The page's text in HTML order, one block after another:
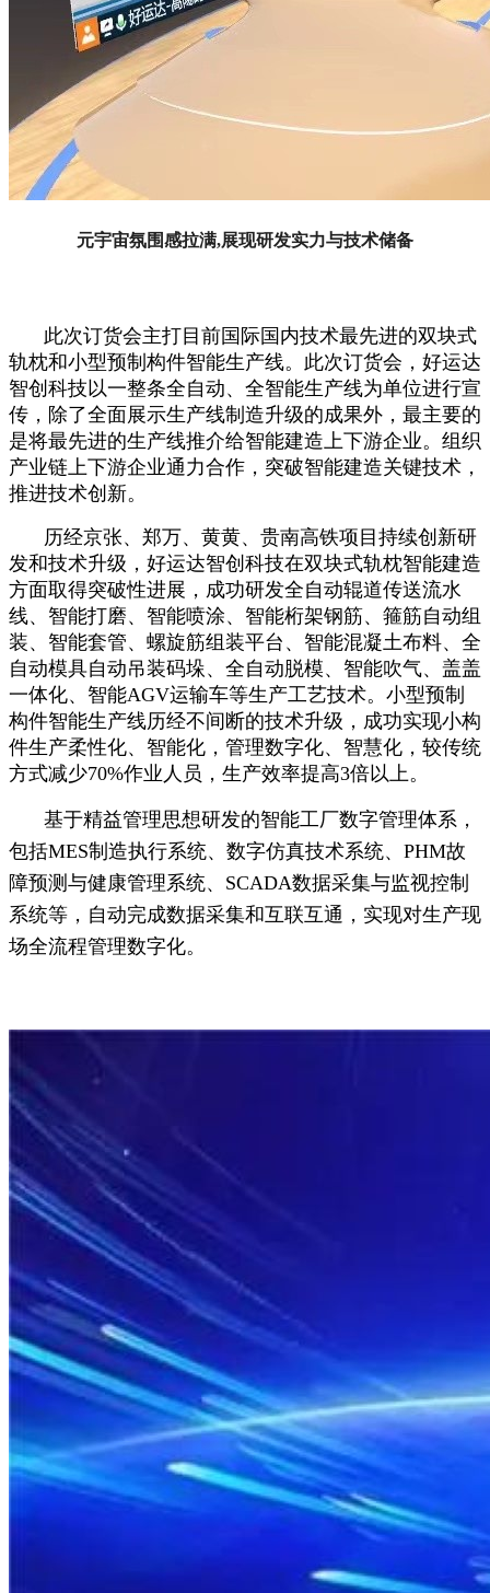
元宇宙氛围感拉满,展现研发实力与技术储备
此次订货会主打目前国际国内技术最先进的双块式
轨枕和小型预制构件智能生产线。此次订货会，好运达
智创科技以一整条全自动、全智能生产线为单位进行宣
传，除了全面展示生产线制造升级的成果外，最主要的
是将最先进的生产线推介给智能建造上下游企业。组织
产业链上下游企业通力合作，突破智能建造关键技术，
推进技术创新。
历经京张、郑万、黄黄、贵南高铁项目持续创新研
发和技术升级，好运达智创科技在双块式轨枕智能建造
方面取得突破性进展，成功研发全自动辊道传送流水
线、智能打磨、智能喷涂、智能桁架钢筋、箍筋自动组
装、智能套管、螺旋筋组装平台、智能混凝土布料、全
自动模具自动吊装码垛、全自动脱模、智能吹气、盖盖
一体化、智能AGV运输车等生产工艺技术。小型预制
构件智能生产线历经不间断的技术升级，成功实现小构
件生产柔性化、智能化，管理数字化、智慧化，较传统
方式减少70%作业人员，生产效率提高3倍以上。
基于精益管理思想研发的智能工厂数字管理体系，
包括MES制造执行系统、数字仿真技术系统、PHM故
障预测与健康管理系统、SCADA数据采集与监视控制
系统等，自动完成数据采集和互联互通，实现对生产现
场全流程管理数字化。